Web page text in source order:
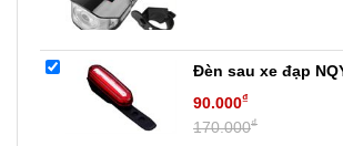
Đèn sau xe đạp
90.000₫
170.000₫